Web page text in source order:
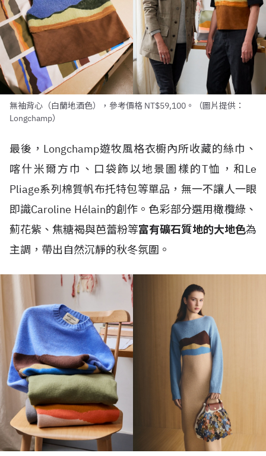
無袖背心（白蘭地酒色），參考價格 NT$59,100。（圖片提供：
Longchamp）
最後，Longchamp遊牧風格衣櫥內所收藏的絲巾、
喀什米爾方巾、口袋飾以地景圖樣的T恤，和Le
Pliage系列棉質帆布托特包等單品，無一不讓人一眼
即識Caroline Hélain的創作。色彩部分選用橄欖綠、
薊花紫、焦糖褐與芭蕾粉等富有礦石質地的大地色為
主調，帶出自然沉靜的秋冬氛圍。